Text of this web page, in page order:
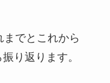
でとこれから
り返ります。